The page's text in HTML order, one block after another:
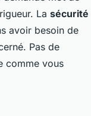
La sécurité
avoir besoin de
Pas de
comme vous